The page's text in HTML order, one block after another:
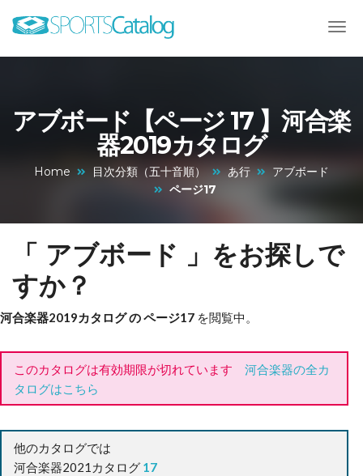
アブボード【ページ 17 】河合楽
器2019カタログ
Home 目次分類（五十音順） あ行
アブボード
ページ17
「 アブボード 」をお探しで
すか？
河合楽器2019カタログ の ページ17 を閲覧中。
このカタログは有効期限が切れています 河合楽器の全カ
タログはこちら
他のカタログでは
河合楽器2021カタログ 17